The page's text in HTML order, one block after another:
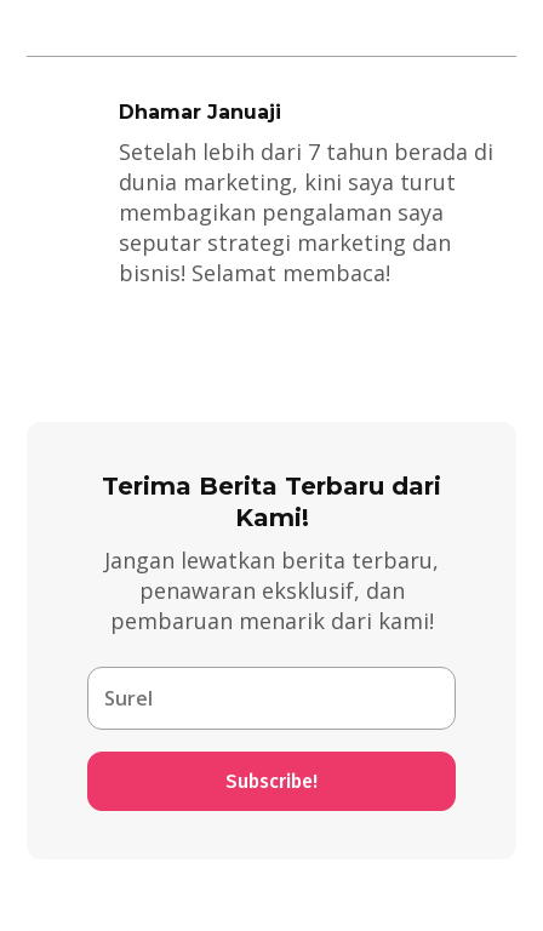
Dhamar Januaji
Setelah lebih dari 7 tahun berada di
dunia marketing, kini saya turut
membagikan pengalaman saya
seputar strategi marketing dan
bisnis! Selamat membaca!
Terima Berita Terbaru dari
Kami!
Jangan lewatkan berita terbaru,
penawaran eksklusif, dan
pembaruan menarik dari kami!
Subscribe!